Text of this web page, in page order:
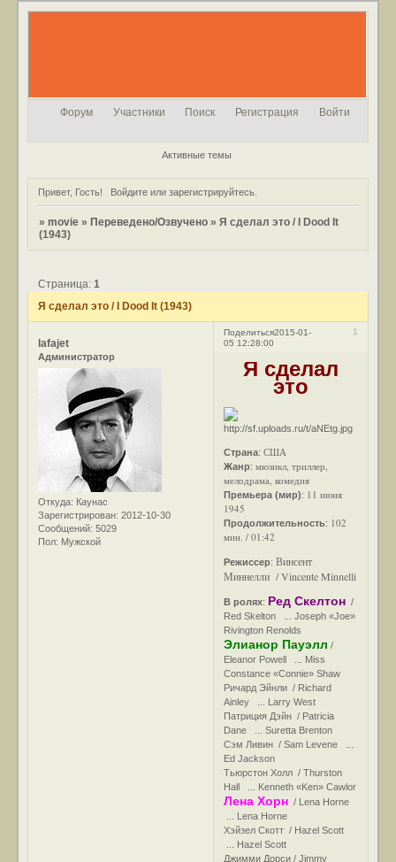
Форум Участники Поиск Регистрация Войти
Активные темы
Привет, Гость! Войдитеили зарегистрируйтесь.
»movie » Переведено/Озвучено »Я сделал это / I Dood It
(1943)
Я сделал это / I Dood It (1943)
Страница:1
Поделиться 1
2015-01-
05 12:28:00
lafajet
Администратор
Откуда: Каунас
Зарегистрирован: 2012-10-30
Сообщений: 5029
Пол: Мужской
Я сделал
это
Страна:США
Жанр:мюзикл, триллер,
мелодрама, комедия
Премьера (мир): 11 июня
1945
Продолжительность: 102
мин. / 01:42
Режиссер:Винсент
Миннелли / Vincente Minnelli
В ролях: Ред Скелтон /
Red Skelton ... Joseph «Joe»
Rivington Renolds
Элианор Пауэлл /
Eleanor Powell ... Miss
Constance «Connie» Shaw
Ричард Эйнли / Richard
Ainley ... Larry West
Патриция Дэйн / Patricia
Dane ... Suretta Brenton
Сэм Ливин / Sam Levene ...
Ed Jackson
Тьюрстон Холл / Thurston
Hall ... Kenneth «Ken» Cawlor
Лена Хорн / Lena Horne
... Lena Horne
Хэйзел Скотт / Hazel Scott
... Hazel Scott
Джимми Дорси / Jimmy